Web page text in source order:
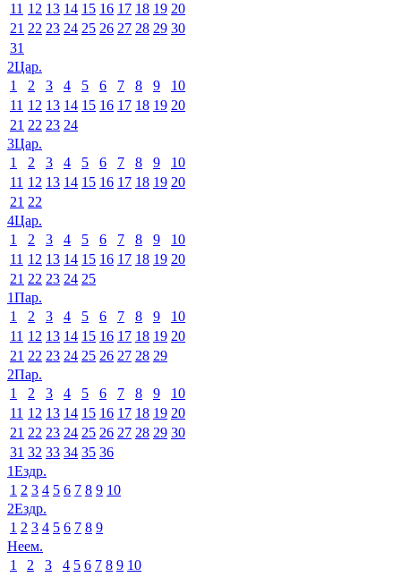
11 12 13 14 15 16 17 18 19 20
21 22 23 24 25 26 27 28 29 30
31
2Цар.
1
2 3 4 5 6 7 8 9
10
11 12 13 14 15 16 17 18 19 20
21 22 23 24
3Цар.
1
2 3 4 5 6 7 8 9
10
11 12 13 14 15 16 17 18 19 20
21 22
4Цар.
1
2 3 4 5 6 7 8 9
10
11 12 13 14 15 16 17 18 19 20
21 22 23 24 25
1Пар.
1
2 3 4 5 6 7 8 9
10
11 12 13 14 15 16 17 18 19 20
21 22 23 24 25 26 27 28 29
2Пар.
1
2 3 4 5 6 7 8 9
10
11 12 13 14 15 16 17 18 19 20
21 22 23 24 25 26 27 28 29 30
31 32 33 34 35 36
1Ездр.
1 2 3 4 5 6 7 8 9 10
2Ездр.
1 2 3 4 5 6 7 8 9
Неем.
1
2 3 4 5 6 7 8 9 10